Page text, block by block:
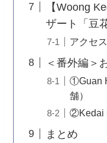
【Woong
ザート「豆
アクセス
＜番外編＞
①Guan
舗）
②Kedai
まとめ